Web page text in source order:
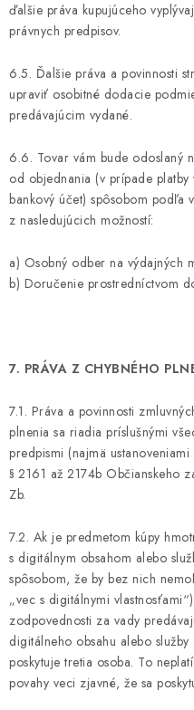
ďalšie práva kupujúceho
právnych predpisov.
6.5. Ďalšie práva a povinnosti
upraviť osobitné dodacie
predávajúcim vydané.
6.6. Tovar vám bude odoslaný
od objednania (v prípade
bankový účet) spôsobom podľa
z nasledujúcich možností:
a) Osobný odber na výdajných
b) Doručenie prostredníctvom
7. PRÁVA Z CHYBNÉHO
7.1. Práva a povinnosti
plnenia sa riadia príslušnými
predpismi (najmä
§ 2161 až 2174b Občianskeho
Zb.
7.2. Ak je predmetom kúpy
s digitálnym obsahom alebo
spôsobom, že by bez nich
„vec s digitálnymi
zodpovednosti za vady
digitálneho obsahu alebo
poskytuje tretia osoba. To
povahy veci zjavné, že sa